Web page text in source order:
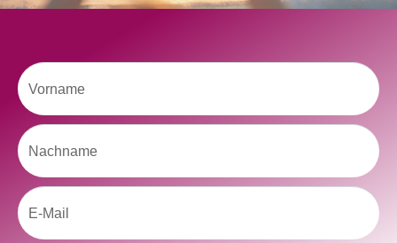
kolitscher.by.biotic
Selbstliebe, Aussöhnung mit der Kindheit, Potenzial entfalten,
glückliche Beziehung-The Master KeyAsha und Marie-Luise
Kolitscher
Sisterlove
Vorname
Nachname
Email